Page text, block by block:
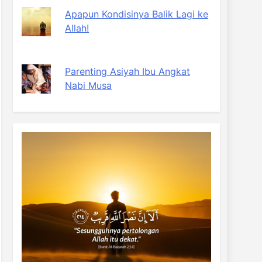
Apapun Kondisinya Balik Lagi ke
Allah!
Parenting Asiyah Ibu Angkat
Nabi Musa